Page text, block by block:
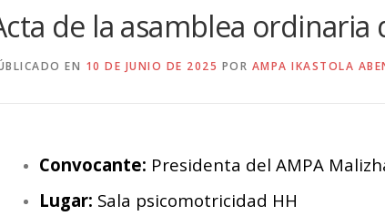
de la asamblea ordinaria
EN 10 DE JUNIO DE 2025 POR AMPA IKASTOLA
Convocante: Presidenta del AMPA
Lugar: Sala psicomotricidad HH